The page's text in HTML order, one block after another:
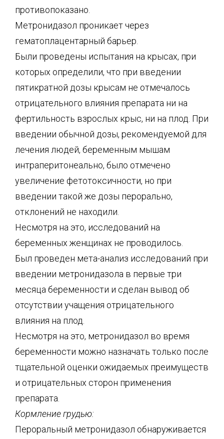
противопоказано.
Метронидазол проникает через
гематоплацентарный барьер.
Были проведены испытания на крысах, при
которых определили, что при введении
пятикратной дозы крысам не отмечалось
отрицательного влияния препарата ни на
фертильность взрослых крыс, ни на плод. При
введении обычной дозы, рекомендуемой для
лечения людей, беременным мышам
интраперитонеально, было отмечено
увеличение фетотоксичности, но при
введении такой же дозы перорально,
отклонений не находили.
Несмотря на это, исследований на
беременных женщинах не проводилось.
Был проведен мета-анализ исследований при
введении метронидазола в первые три
месяца беременности и сделан вывод об
отсутствии учащения отрицательного
влияния на плод.
Несмотря на это, метронидазол во время
беременности можно назначать только после
тщательной оценки ожидаемых преимуществ
и отрицательных сторон применения
препарата.
Кормление грудью:
Пероральный метронидазол обнаруживается